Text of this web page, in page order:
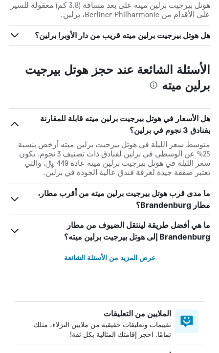
هوتل بيرجيت برلين ميته على بعد مسافة (3.8 كم) معقولة للسير
على الأقدام من Berliner Philharmonie، برلين.
هل هوتل بيرجيت برلين ميته قريب من دار الأوبرا برلين؟
الأسئلة الشائعة عند حجز هوتل بيرجيت
برلين ميته
هل الأسعار في هوتل بيرجيت برلين ميته قابلة للمقارنة
بفنادق 3 نجوم في برلين؟
متوسط سعر الليلة في هوتل بيرجيت برلين ميته أرخص بنسبة
25% عن الوسطي في برلين لفنادق ذات تصنيف 3 نجوم. يكون
سعر الليلة في هوتل بيرجيت برلين ميته عادة 449 ﷼، والتي
تعتبر صفقة جيدة لغرفة فندق عالية الجودة في برلين.
ما مدى قرب هوتل بيرجيت برلين ميته من أقرب مطار،
مطار Brandenburg؟
ما هي أفضل طريقة لينتقل الضيوف من مطار
Brandenburg إلى هوتل بيرجيت برلين ميته؟
عرض المزيد من الأسئلة الشائعة
الملايين من التعليقات
تقييمات وتعليقات حقيقية من ملايين النزلاء، مثلك
تمامًا. احجز إقامتك المثالية بكل ثقة!